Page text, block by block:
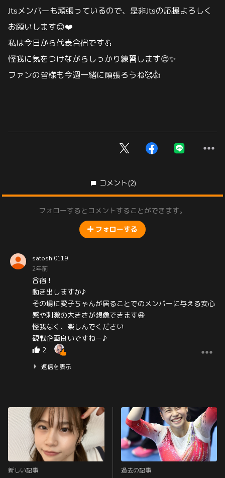
Jtsメンバーも頑張っているので、是非Jtsの応援よろしく
お願いします😊❤️
私は今日から代表合宿です💪
怪我に気をつけながらしっかり練習します😌✨
ファンの皆様も今週一緒に頑張ろうね🥰👍
コメント(2)
フォローするとコメントすることができます。
フォローする
satoshi0119
2年前
合宿！
動き出しますか♪
その場に愛子ちゃんが居ることでのメンバーに与える安心
感や刺激の大きさが想像できます😆
怪我なく、楽しんでください
観戦企画良いですねー♪
2
返信を表示
新しい記事 過去の記事